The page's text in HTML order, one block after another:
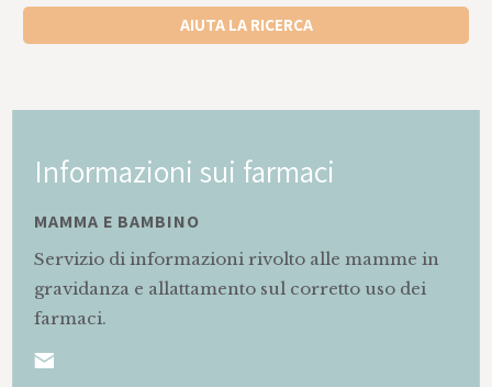
AIUTA LA RICERCA
Informazioni sui farmaci
MAMMA E BAMBINO
Servizio di informazioni rivolto alle mamme in
gravidanza e allattamento sul corretto uso dei
farmaci.